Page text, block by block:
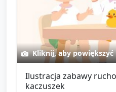
Kliknij, aby powiększyć
Ilustracja zabawy
kaczuszek